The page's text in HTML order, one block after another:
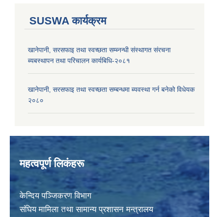
SUSWA कार्यक्रम
खानेपानी, सरसफाइ तथा स्वच्छता सम्ब्नन्धी संस्थागत संरचना
ब्यबस्थापन तथा परिचालन कार्यबिधि-२०८१
खानेपानी, सरसफाइ तथा स्वच्छता सम्बन्धमा ब्यवस्था गर्न बनेको विधेयक
२०८०
महत्वपूर्ण लिकंहरू
केन्दिय पञ्जिकरण विभाग
संघिय मामिला तथा सामान्य प्रशासन मन्त्रालय